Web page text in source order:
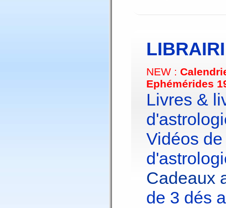
NEW :
Ephémérides
Livres &
Vidéos
Cadeaux
de 3 dés